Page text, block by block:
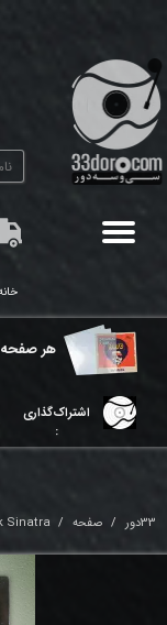
تغییر گذر واژه
سفارشات
هر ​صفحه
اشتراک‌گذاری
:
33دور صفحه Sinatra